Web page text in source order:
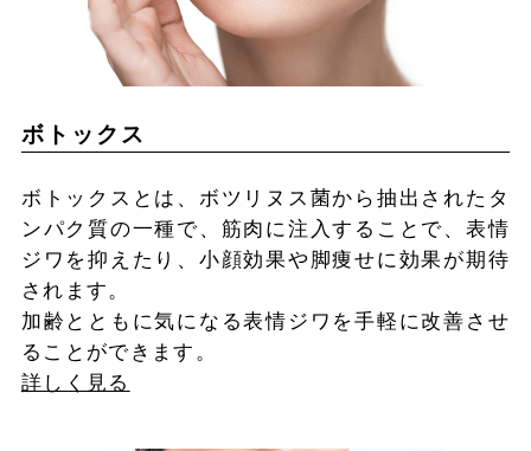
ボトックス
ボトックスとは、ボツリヌス菌から抽出されたタ
ンパク質の一種で、筋肉に注入することで、表情
ジワを抑えたり、小顔効果や脚痩せに効果が期待
されます。
加齢とともに気になる表情ジワを手軽に改善させ
ることができます。
詳しく見る